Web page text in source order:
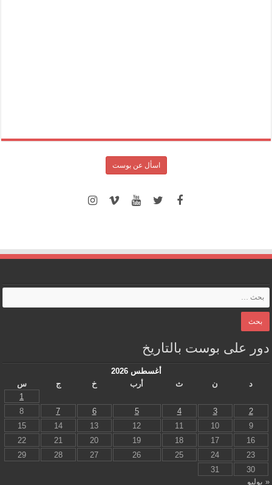
اسأل عن بوست
دور على بوست بالتاريخ
أغسطس 2026
د
ن ث أرب خ ج
س
1
2
3
4
5
6
7
8
9
10
11
12
13
14
15
16
17
18
19
20
21
22
23
24
25
26
27
28
29
30
31
« يوليو